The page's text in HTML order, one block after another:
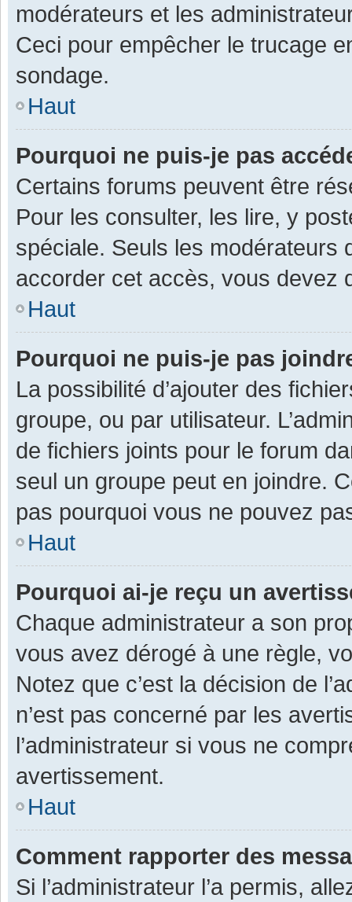
modérateurs et les
Ceci pour empêcher le trucage
sondage.
Haut
Pourquoi ne puis-je pas
Certains forums peuvent être
Pour les consulter, les lire, y
spéciale. Seuls les modérateurs
accorder cet accès, vous devez
Haut
Pourquoi ne puis-je pas
La possibilité d’ajouter des
groupe, ou par utilisateur.
de fichiers joints pour le forum
seul un groupe peut en joindre.
pas pourquoi vous ne pouvez
Haut
Pourquoi ai-je reçu un
Chaque administrateur a son
vous avez dérogé à une règle,
Notez que c’est la décision de
n’est pas concerné par les
l’administrateur si vous ne
avertissement.
Haut
Comment rapporter des
Si l’administrateur l’a permis,